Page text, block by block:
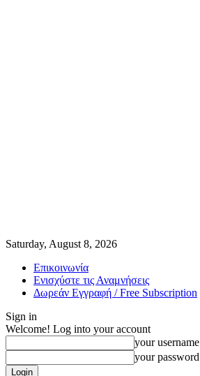
Saturday, August 8, 2026
Επικοινωνία
Ενισχύστε τις Αναμνήσεις
Δωρεάν Εγγραφή / Free Subscription
Sign in
Welcome! Log into your account
your username
your password